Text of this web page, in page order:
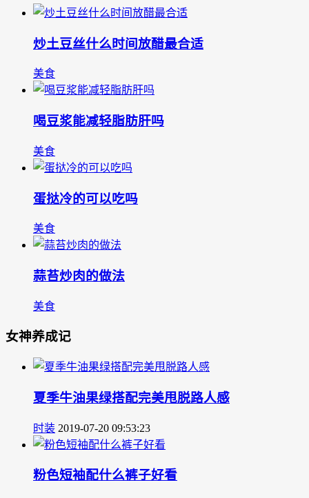
炒土豆丝什么时间放醋最合适
美食
喝豆浆能减轻脂肪肝吗
美食
蛋挞冷的可以吃吗
美食
蒜苔炒肉的做法
美食
女神养成记
夏季牛油果绿搭配完美甩脱路人感
时装 2019-07-20 09:53:23
粉色短袖配什么裤子好看